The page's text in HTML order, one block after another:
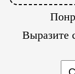
Выразите